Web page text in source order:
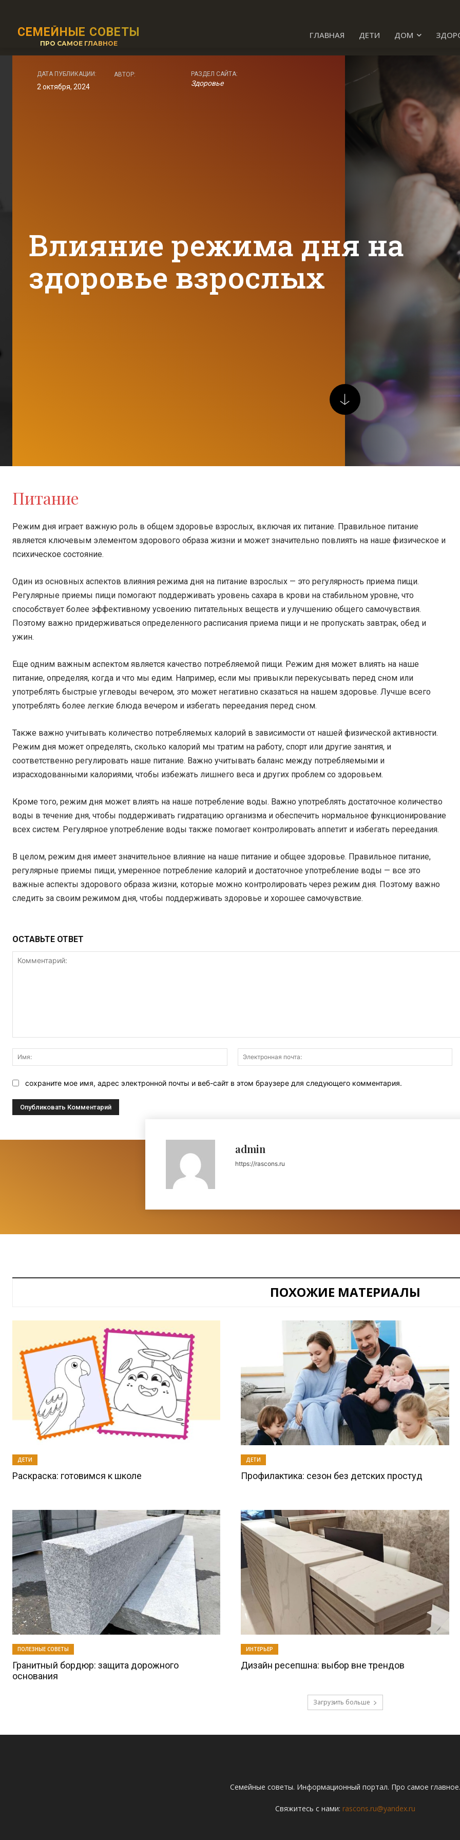
СЕМЕЙНЫЕ СОВЕТЫ
ПРО САМОЕ ГЛАВНОЕ
ГЛАВНАЯ ДЕТИ ДОМ
Влияние режима дня на
здоровье взрослых
ДАТА ПУБЛИКАЦИИ:
2 октября, 2024
АВТОР: РАЗДЕЛ САЙТА:
Здоровье
Питание
Режим дня играет важную роль в общем здоровье взрослых, включая их питание. Правильное питание
является ключевым элементом здорового образа жизни и может значительно повлиять на наше физическое и
психическое состояние.
Один из основных аспектов влияния режима дня на питание взрослых — это регулярность приема пищи.
Регулярные приемы пищи помогают поддерживать уровень сахара в крови на стабильном уровне, что
способствует более эффективному усвоению питательных веществ и улучшению общего самочувствия.
Поэтому важно придерживаться определенного расписания приема пищи и не пропускать завтрак, обед и
ужин.
Еще одним важным аспектом является качество потребляемой пищи. Режим дня может влиять на наше
питание, определяя, когда и что мы едим. Например, если мы привыкли перекусывать перед сном или
употреблять быстрые углеводы вечером, это может негативно сказаться на нашем здоровье. Лучше всего
употреблять более легкие блюда вечером и избегать переедания перед сном.
Также важно учитывать количество потребляемых калорий в зависимости от нашей физической активности.
Режим дня может определять, сколько калорий мы тратим на работу, спорт или другие занятия, и
соответственно регулировать наше питание. Важно учитывать баланс между потребляемыми и
израсходованными калориями, чтобы избежать лишнего веса и других проблем со здоровьем.
Кроме того, режим дня может влиять на наше потребление воды. Важно употреблять достаточное количество
воды в течение дня, чтобы поддерживать гидратацию организма и обеспечить нормальное функционирование
всех систем. Регулярное употребление воды также помогает контролировать аппетит и избегать переедания.
В целом, режим дня имеет значительное влияние на наше питание и общее здоровье. Правильное питание,
регулярные приемы пищи, умеренное потребление калорий и достаточное употребление воды — все это
важные аспекты здорового образа жизни, которые можно контролировать через режим дня. Поэтому важно
следить за своим режимом дня, чтобы поддерживать здоровье и хорошее самочувствие.
ОСТАВЬТЕ ОТВЕТ
Имя:
сохраните мое имя, адрес электронной почты и веб-сайт в этом браузере для следующего комментария.
admin
https://rascons.ru
ПОХОЖИЕ МАТЕРИАЛЫ
ДЕТИ
Раскраска: готовимся к школе
ДЕТИ
Профилактика: сезон без детских простуд
ПОЛЕЗНЫЕ СОВЕТЫ
Гранитный бордюр: защита дорожного
основания
ИНТЕРЬЕР
Дизайн ресепшна: выбор вне трендов
Загрузить больше
Семейные советы. Информационный портал. Про самое главное.
Свяжитесь с нами: rascons.ru@yandex.ru